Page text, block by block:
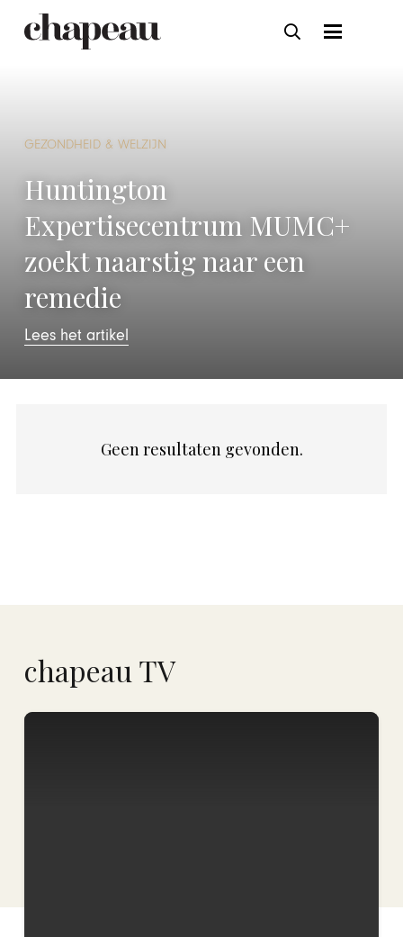
GEZONDHEID & WELZIJN
Huntington
Expertisecentrum MUMC+
zoekt naarstig naar een
remedie
Lees het artikel
Geen resultaten gevonden.
chapeau TV